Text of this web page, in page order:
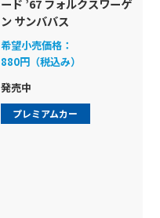
ベーシックカー
ムービングパーツ
コレクターズ
ブランドから探す
色から探す
ン サンババス
希望小売価格：
880円（税込み）
発売中
プレミアムカー